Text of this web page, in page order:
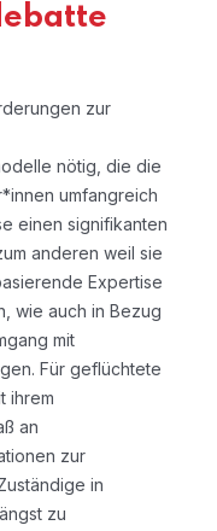
zur
nötig, die die
umfangreich
einen signifikanten
anderen weil sie
Expertise
wie auch in Bezug
mit
Für geflüchtete
ihrem
an
zur
in
zu